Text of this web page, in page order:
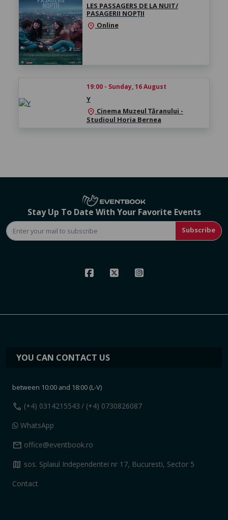
LES PASSAGERS DE LA NUIT/
PASAGERII NOPȚII
location_on Online
19:00 - Sunday, 16 August
Y
location_on Cinema Muzeul Țăranului -
Studioul Horia Bernea
Stay Up To Date With Your Favorite Events
Subscribe
YOU CAN CONTACT US
between 10:00 and 18:00 (L-V)
call (+4) 0314215543 / (+4) 0730826087
WhatsApp
mail office@eventbook.ro
map sos. Splaiul Independentei nr 17, Bucuresti, Sector 5
Contact